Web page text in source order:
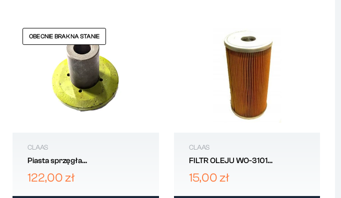
OBECNIE BRAK NA STANIE
CLAAS
Piasta sprzęgła
przeciążeniowego CLAAS
651067
122,00 zł
CLAAS
FILTR OLEJU WO-3101
FORTSCHRITT
15,00 zł